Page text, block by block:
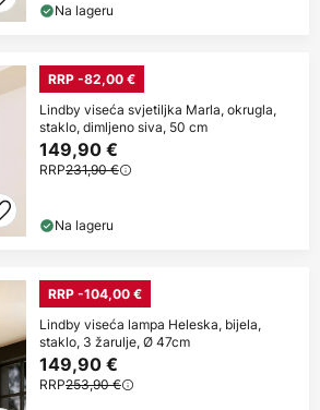
Na lageru
RRP -82,00 €
Lindby viseća svjetiljka Marla, okrugla,
staklo, dimljeno siva, 50 cm
149,90 €
RRP231,90 €
Na lageru
RRP -104,00 €
Lindby viseća lampa Heleska, bijela,
staklo, 3 žarulje, Ø 47cm
149,90 €
RRP253,90 €